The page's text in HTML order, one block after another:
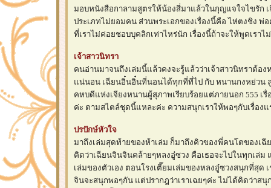
มอบหนังสือกาลามสูตรให้น้องสี่มาแล้วในกุญแจใจไขรัก เ
ประเภทไม่ยอมคน ส่วนพระเอกของเรื่องนี้คือ ไห่ตงชิง พ่
ที่เราไม่ค่อยชอบบุคลิกเท่าไหร่นัก เรื่องนี้ถ้าจะให้พูดเราไ
เจ้าสาวนิทรา
คนอ่านมาจนถึงเล่มนี้แล้วคงจะรู้แล้วว่าเจ้าสาวนิทราต้อ
น่นอน เฉียนอิ๋นอิ๋นที่นอนได้ทุกที่ที่ไป กับ หนานกงหย่วน
คหบดีแห่งเจียงหนานผู้สุภาพเรียบร้อยแต่ภายนอก 555 เ
ค่ะ ตามสไตล์ชุดนี้แหละค่ะ ความสนุกเราให้พอๆกับเรื่อง
ปรปักษ์หัวใจ
มาถึงเล่มสุดท้ายของห้าเล่ม ก็มาถึงคิวของพี่คนโตของเฉี
คิดว่าเฉียนจินจินคล้ายๆหลงอู๋ซวง คือเธอจะไปในทุกเล่
เล่มของตัวเอง ตอนโรงเตี๊ยมเล่มของหลงอู๋ซวงสนุกที่สุด
จินจะสนุกพอๆกัน แต่ปรากฎว่าเราเฉยๆค่ะ ไม่ได้คิดว่าสนุ